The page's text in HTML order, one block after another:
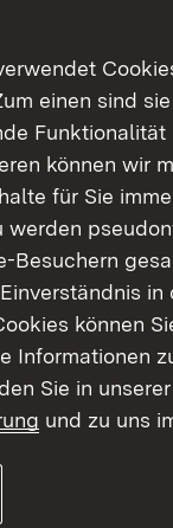
schnell den
gibt's
deinem Traum-
in Baden-
einen sind
Funktionalität
können wir
für Sie
werden
Besuchern
in
können
Informationen
Sie in unserer
und zu uns